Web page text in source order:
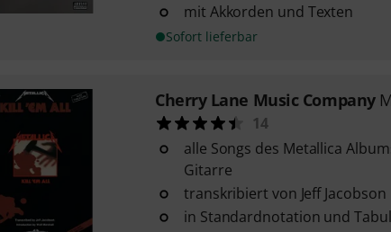
mit Akkorden und Texten
Sofort lieferbar
Cherry Lane Music Company
14
alle Songs des Metallica
Gitarre
transkribiert von Jeff Jacobson
in Standardnotation und